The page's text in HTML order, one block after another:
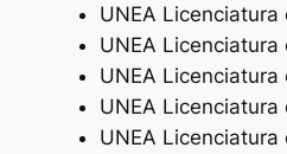
UNEA Licenciatura
UNEA
UNEA
UNEA Licenciatura
UNEA Licenciatura